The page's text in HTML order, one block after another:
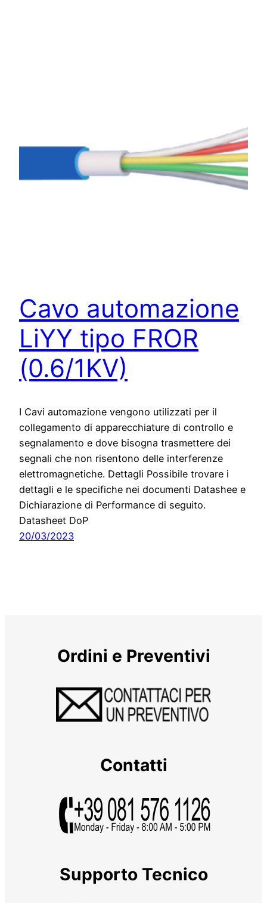
Cavo automazione
LiYY tipo FROR
(0.6/1KV)
I Cavi automazione vengono utilizzati per il
collegamento di apparecchiature di controllo e
segnalamento e dove bisogna trasmettere dei
segnali che non risentono delle interferenze
elettromagnetiche. Dettagli Possibile trovare i
dettagli e le specifiche nei documenti Datashee e
Dichiarazione di Performance di seguito.
Datasheet DoP
20/03/2023
Ordini e Preventivi
Contatti
Supporto Tecnico